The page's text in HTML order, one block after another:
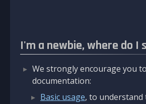
I'm a newbie, where do I
We strongly encourage you
documentation:
Basic usage, to understand